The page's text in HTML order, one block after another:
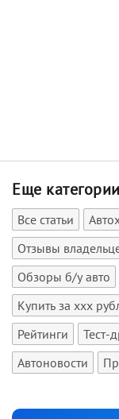
Еще категории
Все статьи
Отзывы
Обзоры б/у авто
Купить за xxx
Рейтинги
Тест-
Автоновости